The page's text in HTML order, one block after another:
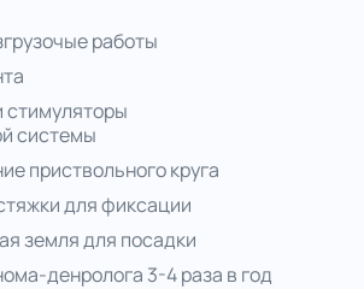
работы
стимуляторы
системы
приствольного круга
для фиксации
земля для посадки
денролога 3-4 раза в год